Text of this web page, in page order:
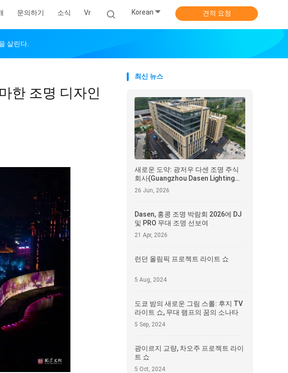
문의하기 소식 Vr Korean 견적 요청
살린다.
한 조명 디자인
최신 뉴스
새로운 도약: 광저우 다센 조명 주식
회사(Guangzhou Dasen Lighting
Corp. Ltd), 새로운 최첨단 공장으로
이전 발표
26 Jun, 2026
Dasen, 홍콩 조명 박람회 2026에 DJ
및 PRO 무대 조명 선보여
21 Apr, 2026
런던 올림픽 프로젝트 라이트 쇼
5 Aug, 2024
도쿄 밤의 새로운 그림 스롤: 후지 TV
라이트 쇼, 무대 램프의 꿈의 소나타
5 Sep, 2024
광이르지 교량, 차오주 프로젝트 라이
트 쇼
5 Oct, 2024